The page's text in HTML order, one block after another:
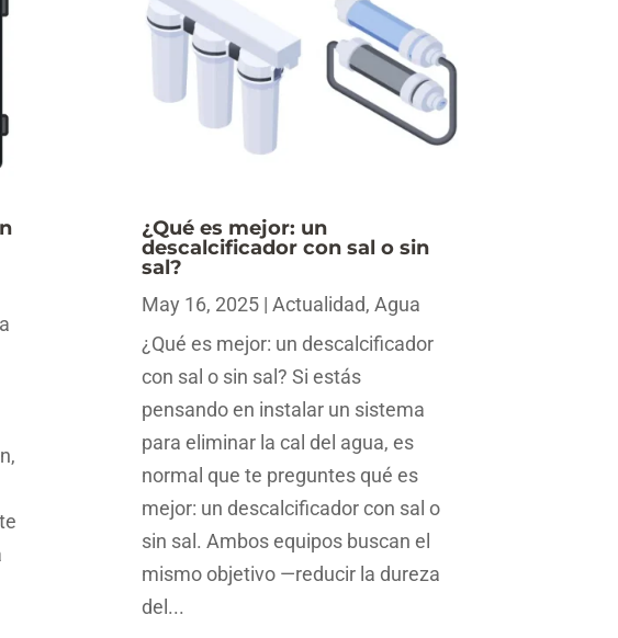
¿Qué es mejor: un
descalcificador con sal o sin
sal?
May 16, 2025| Actualidad, Agua
¿Qué es mejor: un descalcificador
con sal o sin sal? Si estás
pensando en instalar un sistema
para eliminar la cal del agua, es
normal que te preguntes qué es
mejor: un descalcificador con sal o
sin sal. Ambos equipos buscan el
mismo objetivo —reducir la dureza
del...